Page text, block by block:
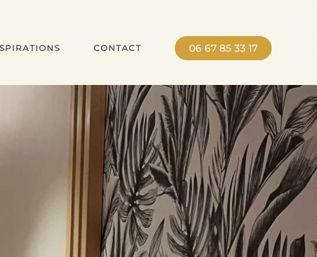
CONTACT 06 67 85 33 17